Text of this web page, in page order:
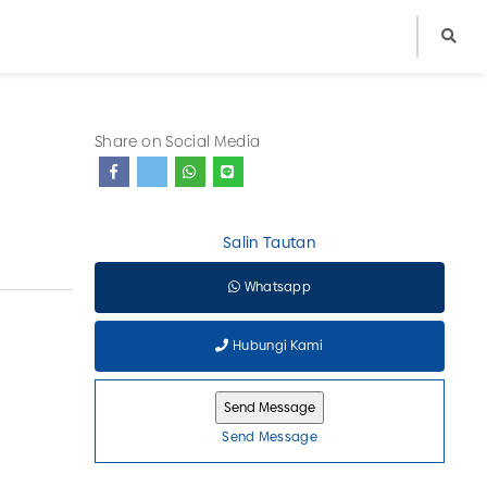
Share on Social Media
Salin Tautan
Whatsapp
Hubungi Kami
Send Message